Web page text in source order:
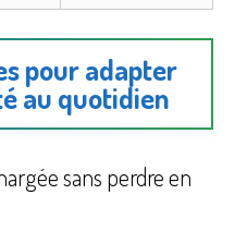
pour adapter
au quotidien
sans perdre en